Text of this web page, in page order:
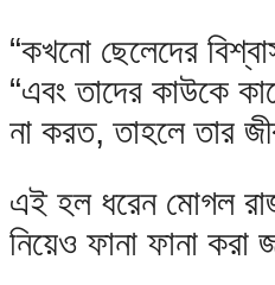
“কখনো ছেলেদের
“এবং তাদের কাউকে
না করত, তাহলে তার
এই হল ধরেন মোগল
নিয়েও ফানা ফানা